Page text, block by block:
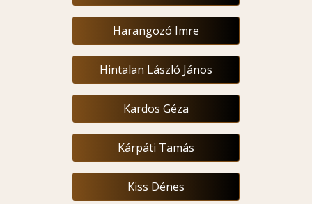
Harangozó Imre
Hintalan László János
Kardos Géza
Kárpáti Tamás
Kiss Dénes